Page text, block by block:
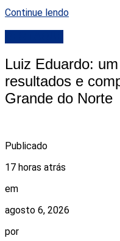
Continue lendo
Luiz Eduardo:
resultados e
Grande do Norte
Publicado
17 horas atrás
em
agosto 6, 2026
por